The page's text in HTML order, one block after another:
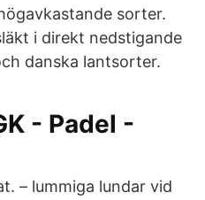
sorter.
i direkt nedstigande
danska lantsorter.
- Padel -
– lummiga lundar vid